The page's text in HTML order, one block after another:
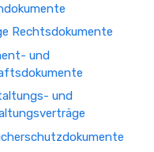
Rechtsdokumente
und
und